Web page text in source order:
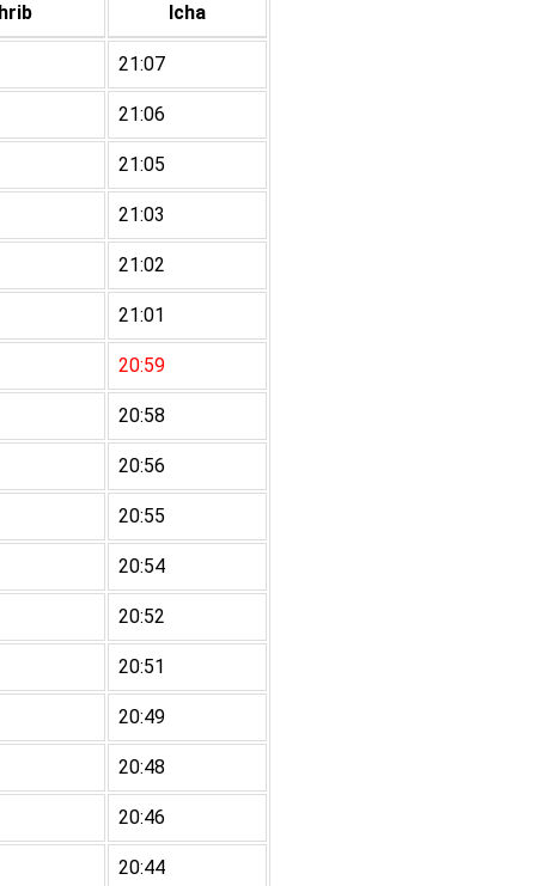
Icha
21:07
21:06
21:05
21:03
21:02
21:01
20:59
20:58
20:56
20:55
20:54
20:52
20:51
20:49
20:48
20:46
20:44